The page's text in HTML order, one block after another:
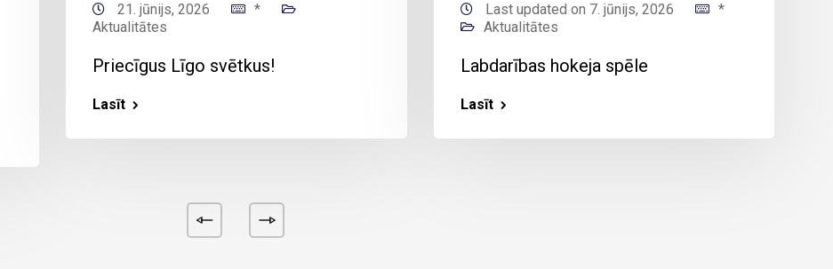
21. jūnijs, 2026
*
Aktualitātes
Priecīgus Līgo svētkus!
Lasīt
Last updated on 7. jūnijs, 2026
*
Aktualitātes
Labdarības hokeja spēle
Lasīt